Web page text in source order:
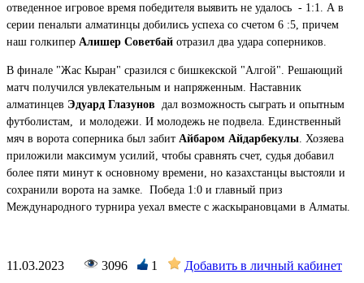
отведенное игровое время победителя выявить не удалось - 1:1. А в
серии пенальти алматинцы добились успеха со счетом 6 :5, причем
наш голкипер Алишер Советбай отразил два удара соперников.
В финале "Жас Кыран" сразился с бишкекской "Алгой". Решающий
матч получился увлекательным и напряженным. Наставник
алматинцев Эдуард Глазунов
дал возможность сыграть и опытным
футболистам, и молодежи. И молодежь не подвела. Единственный
мяч в ворота соперника был забит Айбаром Айдарбекулы . Хозяева
приложили максимум усилий, чтобы сравнять счет, судья добавил
более пяти минут к основному времени, но казахстанцы выстояли и
сохранили ворота на замке. Победа 1:0 и главный приз
Международного турнира уехал вместе с жаскырановцами в Алматы.
11.03.2023 3096 1 Добавить в личный кабинет